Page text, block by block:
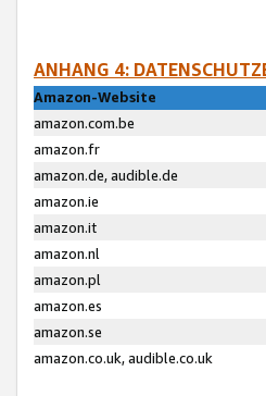
ANHANG 4:
Amazon-Website
amazon.com.be
amazon.fr
amazon.de, audible.de
amazon.ie
amazon.it
amazon.nl
amazon.pl
amazon.es
amazon.se
amazon.co.uk, audible.co.uk